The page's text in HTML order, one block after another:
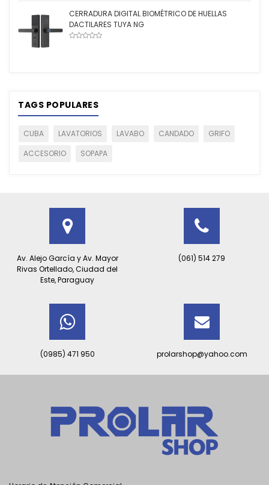
CERRADURA DIGITAL BIOMÉTRICO DE HUELLAS
DACTILARES TUYA NG
TAGS POPULARES
CUBA LAVATORIOS LAVABO CANDADO
GRIFO
ACCESORIO
SOPAPA
Av. Alejo García y Av. Mayor
Rivas Ortellado, Ciudad del
Este, Paraguay
(061) 514 279
(0985) 471 950 prolarshop@yahoo.com